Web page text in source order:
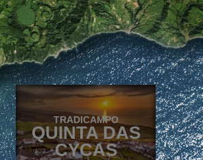
TRADICAMPO
QUINTA DAS
CYCAS